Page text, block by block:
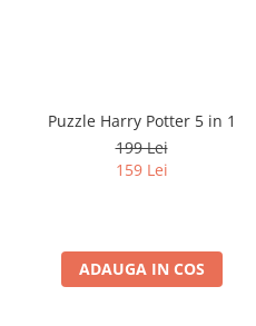
Puzzle Harry Potter 5 in 1
199 Lei
159 Lei
ADAUGA IN COS